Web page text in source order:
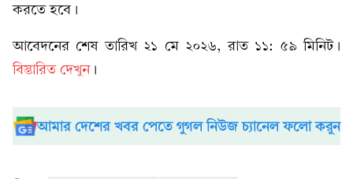
করতে হবে।
আবেদনের শেষ তারিখ ২১ মে ২০২৬, রাত ১১: ৫৯ মিনিট।
বিস্তারিত দেখুন ।
আমার দেশের খবর পেতে গুগল নিউজ চ্যানেল ফলো করুন